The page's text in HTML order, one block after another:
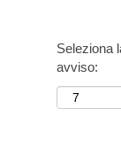
Seleziona
avviso: